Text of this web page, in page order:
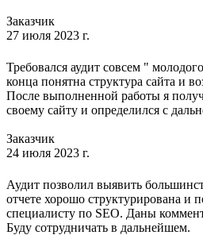
Заказчик
27 июля 2023 г.
Требовался аудит совсем "
конца понятна структура сайта и
После выполненной работы я
своему сайту и определился с
Заказчик
24 июля 2023 г.
Аудит позволил выявить
отчете хорошо структурирована и
специалисту по SEO. Даны
Буду сотрудничать в дальнейшем.